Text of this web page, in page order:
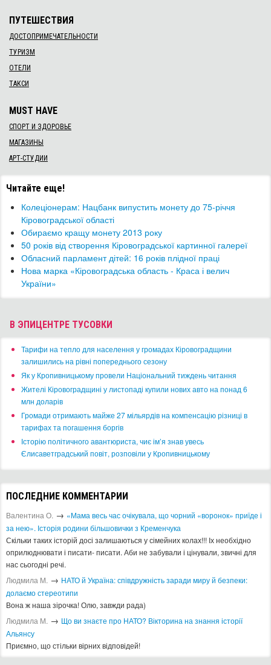
ПУТЕШЕСТВИЯ
ДОСТОПРИМЕЧАТЕЛЬНОСТИ
ТУРИЗМ
ОТЕЛИ
ТАКСИ
MUST HAVE
СПОРТ И ЗДОРОВЬЕ
МАГАЗИНЫ
АРТ-СТУДИИ
Читайте еще!
Колеціонерам: Нацбанк випустить монету до 75-річчя
Кіровоградської області
Обираємо кращу монету 2013 року
50 років від створення Кіровоградської картинної галереї
​Обласний парламент дітей: 16 років плідної праці
Нова марка «Кіровоградська область - Краса і велич
України»
В ЭПИЦЕНТРЕ ТУСОВКИ
​Тарифи на тепло для населення у громадах Кіровоградщини
залишились на рівні попереднього сезону
​Як у Кропивницькому провели Національний тиждень читання
​Жителі Кіровоградщині у листопаді купили нових авто на понад 6
млн доларів
​Громади отримають майже 27 мільярдів на компенсацію різниці в
тарифах та погашення боргів
Історію політичного авантюриста, чиє ім’я знав увесь
Єлисаветградський повіт, розповіли у Кропивницькому
ПОСЛЕДНИЕ КОММЕНТАРИИ
Валентина О. → «Мама весь час очікувала, що чорний «воронок» приїде і
за нею». Історія родини більшовички з Кременчука
Скільки таких історій досі залишаються у сімейних колах!!! Іх необхідно
оприлюднювати і писати- писати. Аби не забували і цінували, звичні для
нас сьогодні речі.
Людмила М. → ​НАТО й Україна: співдружність заради миру й безпеки:
долаємо стереотипи
Вона ж наша зірочка! Олю, завжди рада)
Людмила М. → Що ви знаєте про НАТО? Вікторина на знання історії
Альянсу ​
Приємно, що стільки вірних відповідей!